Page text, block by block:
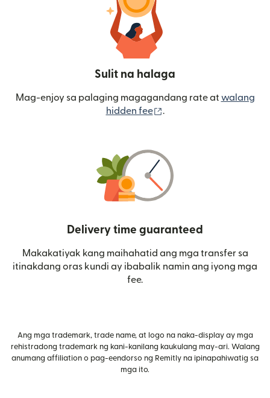
Sulit na halaga
Mag-enjoy sa palaging magagandang rate at walang
hidden fee
.
Delivery time guaranteed
Makakatiyak kang maihahatid ang mga transfer sa
itinakdang oras kundi ay ibabalik namin ang iyong mga
fee.
Ang mga trademark, trade name, at logo na naka-display ay mga
rehistradong trademark ng kani-kanilang kaukulang may-ari. Walang
anumang affiliation o pag-eendorso ng Remitly na ipinapahiwatig sa
mga ito.